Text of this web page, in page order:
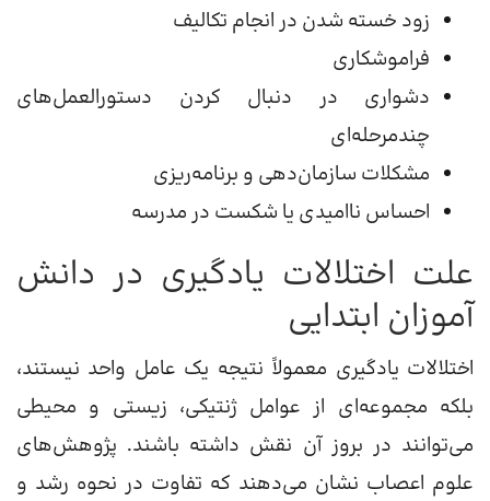
زود خسته شدن در انجام تکالیف
فراموشکاری
دشواری در دنبال کردن دستورالعمل‌های
چندمرحله‌ای
مشکلات سازمان‌دهی و برنامه‌ریزی
احساس ناامیدی یا شکست در مدرسه
علت اختلالات یادگیری در دانش
آموزان ابتدایی
اختلالات یادگیری معمولاً نتیجه یک عامل واحد نیستند،
بلکه مجموعه‌ای از عوامل ژنتیکی، زیستی و محیطی
می‌توانند در بروز آن نقش داشته باشند. پژوهش‌های
علوم اعصاب نشان می‌دهند که تفاوت در نحوه رشد و